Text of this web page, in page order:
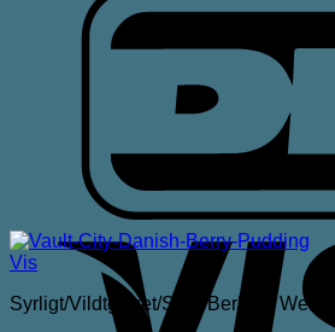
Vis
Syrligt/Vildtgæret/Sour/Berliner Weisse